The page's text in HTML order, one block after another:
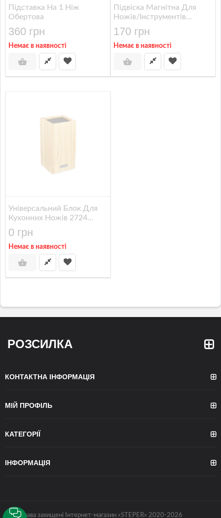
Підставка На 1 Ніж
Обертова
360 грн
Немає в наявності
Підвіска Магнітна Для
Ножів/інструментів...
170 грн
Немає в наявності
Універсальний Блок Для
Кухонних Ножів 2724...
0 грн
Немає в наявності
РОЗСИЛКА
КОНТАКТНА ІНФОРМАЦІЯ
МІЙ ПРОФІЛЬ
КАТЕГОРІЇ
ІНФОРМАЦІЯ
©Всі права захищені Інтернет-магазин «STEPER» 2020-2026